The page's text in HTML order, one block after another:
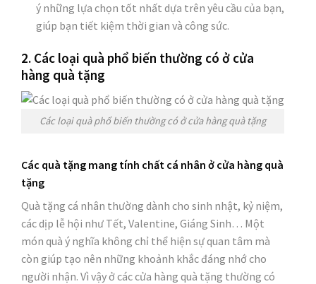
ý những lựa chọn tốt nhất dựa trên yêu cầu của bạn,
giúp bạn tiết kiệm thời gian và công sức.
2. Các loại quà phổ biến thường có ở cửa
hàng quà tặng
Các loại quà phổ biến thường có ở cửa hàng quà tặng
Các quà tặng mang tính chất cá nhân ở cửa hàng quà
tặng
Quà tặng cá nhân thường dành cho sinh nhật, kỷ niệm,
các dịp lễ hội như Tết, Valentine, Giáng Sinh… Một
món quà ý nghĩa không chỉ thể hiện sự quan tâm mà
còn giúp tạo nên những khoảnh khắc đáng nhớ cho
người nhận. Vì vậy ở các cửa hàng quà tặng thường có